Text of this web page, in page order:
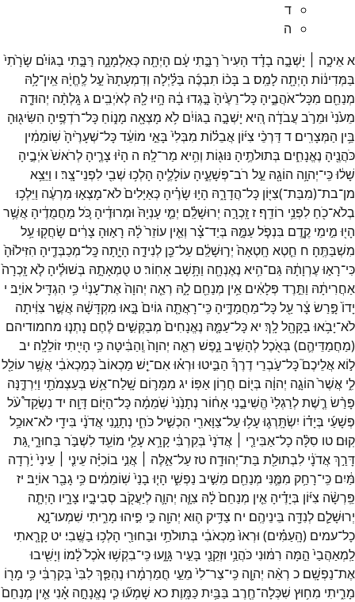
ד
ה
אאֵיכָ֣ה ׀ יָשְׁבָ֣ה בָדָ֗ד הָעִיר֙ רַבָּ֣תִי עָ֔ם הָיְתָ֖ה כְּאַלְמָנָ֑ה רַּבָּ֣תִי בַגּוֹיִ֗ם שָׂרָ֙תִי֙
בַּמְּדִינ֔וֹת הָיְתָ֖ה לָמַֽס׃ ב בָּכ֨וֹ תִבְכֶּ֜ה בַּלַּ֗יְלָה וְדִמְעָתָהּ֙עַ֣ללֶֽחֱיָ֔הּ אֵֽין־לָ֥הּ
מְנַחֵ֖ם מִכָּל־אֹהֲבֶ֑יהָ כָּל־רֵעֶ֙יהָ֙ בָּ֣גְדוּ בָ֔הּ הָ֥יוּלָ֖הּ לְאֹיְבִֽים׃ גגָּֽלְתָ֨ה יְהוּדָ֤ה
מֵעֹ֙נִי֙ וּמֵרֹ֣בעֲבֹדָ֔ה הִ֚יא יָשְׁבָ֣ה בַגּוֹיִ֔ם לֹ֥א מָצְאָ֖ה מָנ֑וֹחַ כָּל־רֹדְפֶ֥יהָ הִשִּׂיג֖וּהָ
בֵּ֥ין הַמְּצָרִֽים׃ דדַּרְכֵ֨י צִיּ֜וֹן אֲבֵל֗וֹת מִבְּלִי֙ בָּאֵ֣י מוֹעֵ֔דכָּל־שְׁעָרֶ֙יהָ֙ שֽׁוֹמֵמִ֔ין
כֹּהֲנֶ֖יהָ נֶאֱנָחִ֑ים בְּתוּלֹתֶ֥יהָ נּוּג֖וֹת וְהִ֥יא מַר־לָֽהּ׃ ה הָי֨וּ צָרֶ֤יהָ לְרֹאשׁ֙אֹיְבֶ֣יהָ
שָׁל֔וּכִּֽי־יְהוָ֥ה הוֹגָ֖הּ עַ֣ל רֹב־פְּשָׁעֶ֑יהָ עוֹלָלֶ֛יהָ הָלְכ֥וּ שְׁבִ֖י לִפְנֵי־צָֽר׃ ו וַיֵּצֵ֥א
מן־בת־(מִבַּת־)צִיּ֖וֹן כָּל־הֲדָרָ֑הּ הָי֣וּ שָׂרֶ֗יהָ כְּאַיָּלִים֙לֹא־מָצְא֣וּ מִרְעֶ֔ה וַיֵּלְכ֥וּ
בְלֹא־כֹ֖חַ לִפְנֵ֥י רוֹדֵֽף׃ זזָֽכְרָ֣ה יְרוּשָׁלִַ֗ם יְמֵ֤י עָנְיָהּ֙ וּמְרוּדֶ֔יהָ כֹּ֚ל מַחֲמֻדֶ֔יהָ אֲשֶׁ֥ר
הָי֖וּ מִ֣ימֵי קֶ֑דֶם בִּנְפֹ֧לעַמָּ֣הּ בְּיַד־צָ֗ר וְאֵ֤ין עוֹזֵר֙לָ֔הּ רָא֣וּהָ צָרִ֔ים שָׂחֲק֖וּעַ֥ל
מִשְׁבַּתֶּֽהָ׃ ח חֵ֤טְא חָֽטְאָה֙ יְר֣וּשָׁלִַ֔ם עַל־כֵּ֖ן לְנִידָ֣ה הָיָ֑תָה כָּֽל־מְכַבְּדֶ֤יהָ הִזִּיל֙וּהָ֙
כִּי־רָא֣וּעֶרְוָתָ֔הּ גַּם־הִ֥יא נֶאֶנְחָ֖ה וַתָּ֥שָׁבאָחֽוֹר׃ט טֻמְאָתָ֣הּ בְּשׁוּלֶ֗יהָ לֹ֤אזָֽכְרָה֙
אַחֲרִיתָ֔הּ וַתֵּ֣רֶד פְּלָאִ֔ים אֵ֥ין מְנַחֵ֖ם לָ֑הּ רְאֵ֤ה יְהוָה֙אֶת־עָנְיִ֔י כִּ֥י הִגְדִּ֖ילאוֹיֵֽב׃ י
יָדוֹ֙ פָּ֣רַשׂ צָ֔רעַ֖לכָּל־מַחֲמַדֶּ֑יהָ כִּֽי־רָאֲתָ֤ה גוֹיִם֙ בָּ֣אוּ מִקְדָּשָׁ֔הּ אֲשֶׁ֣ר צִוִּ֔יתָה
לֹא־יָבֹ֥אוּ בַקָּהָ֖ללָֽךְ׃ יאכָּל־עַמָּ֤הּ נֶאֱנָחִים֙ מְבַקְּשִׁ֣ים לֶ֔חֶם נָתְנ֧וּ מחמודיהם
(מַחֲמַדֵּיהֶ֛ם) בְּאֹ֖כֶללְהָשִׁ֣יב נָ֑פֶשׁ רְאֵ֤ה יְהוָה֙ וְֽהַבִּ֔יטָה כִּ֥י הָיִ֖יתִי זוֹלֵלָֽה׃ יב
ל֣וֹאאֲלֵיכֶם֮כָּל־עֹ֣בְרֵי דֶרֶךְ֒ הַבִּ֣יטוּ וּרְא֗וּאִם־יֵ֤שׁ מַכְאוֹב֙כְּמַכְאֹבִ֔י אֲשֶׁ֥רעוֹלַ֖ל
לִ֑י אֲשֶׁר֙ הוֹגָ֣ה יְהוָ֔ה בְּי֖וֹם חֲר֥וֹן אַפּֽוֹ׃ יג מִמָּר֛וֹם שָֽׁלַח־אֵ֥שׁ בְּעַצְמֹתַ֖י וַיִּרְדֶּ֑נָּה
פָּרַ֨שׂ רֶ֤שֶׁתלְרַגְלַי֙ הֱשִׁיבַ֣נִי אָח֔וֹר נְתָנַ֙נִי֙ שֹֽׁמֵמָ֔ה כָּל־הַיּ֖וֹם דָּוָֽה׃ יד נִשְׂקַד֩עֹ֨ל
פְּשָׁעַ֜י בְּיָד֗וֹ יִשְׂתָּֽרְג֛וּעָל֥וּעַל־צַוָּארִ֖י הִכְשִׁ֣ילכֹּחִ֑י נְתָנַ֣נִי אֲדֹנָ֔י בִּידֵ֖י לֹא־אוּכַ֥ל
קֽוּם׃ טו סִלָּ֨ה כָל־אַבִּירַ֤י ׀ אֲדֹנָי֙ בְּקִרְבִּ֔י קָרָ֥אעָלַ֛י מוֹעֵ֖דלִשְׁבֹּ֣ר בַּחוּרָ֑י גַּ֚ת
דָּרַ֣ךְאֲדֹנָ֔י לִבְתוּלַ֖ת בַּת־יְהוּדָֽה׃ טזעַל־אֵ֣לֶּה ׀ אֲנִ֣י בוֹכִיָּ֗ה עֵינִ֤י ׀ עֵינִי֙ יֹ֣רְדָה
מַּ֔יִם כִּֽי־רָחַ֥ק מִמֶּ֛נִּי מְנַחֵ֖ם מֵשִׁ֣יב נַפְשִׁ֑י הָי֤וּ בָנַי֙ שֽׁוֹמֵמִ֔ים כִּ֥י גָבַ֖ראוֹיֵֽב׃ יז
פֵּֽרְשָׂ֨ה צִיּ֜וֹן בְּיָדֶ֗יהָ אֵ֤ין מְנַחֵם֙לָ֔הּ צִוָּ֧ה יְהוָ֛ה לְיַעֲקֹ֖ב סְבִיבָ֣יו צָרָ֑יו הָיְתָ֧ה
יְרוּשָׁלִַ֛ם לְנִדָּ֖ה בֵּינֵיהֶֽם׃ יח צַדִּ֥יק ה֛וּא יְהוָ֖ה כִּ֣י פִ֣יהוּ מָרִ֑יתִי שִׁמְעוּ־נָ֣א
כָל־עמים (הָֽעַמִּ֗ים) וּרְאוּ֙ מַכְאֹבִ֔י בְּתוּלֹתַ֥י וּבַחוּרַ֖י הָלְכ֥וּ בַשֶּֽׁבִי׃ יט קָרָ֤אתִי
לַֽמְאַהֲבַי֙ הֵ֣מָּה רִמּ֔וּנִי כֹּהֲנַ֥י וּזְקֵנַ֖י בָּעִ֣ירגָּוָ֑עוּכִּֽי־בִקְשׁ֥וּאֹ֙כֶל֙לָ֔מוֹ וְיָשִׁ֖יבוּ
אֶת־נַפְשָֽׁם׃ כ רְאֵ֨ה יְהוָ֤ה כִּֽי־צַר־לִי֙ מֵעַ֣י חֳמַרְמָ֔רוּ נֶהְפַּ֤ךְלִבִּי֙ בְּקִרְבִּ֔י כִּ֥י מָר֖וֹ
מָרִ֑יתִי מִח֥וּץ שִׁכְּלָה־חֶ֖רֶב בַּבַּ֥יִתכַּמָּֽוֶת׃כא שָׁמְע֞וּכִּ֧י נֶאֱנָחָ֣ה אָ֗נִי אֵ֤ין מְנַחֵם֙